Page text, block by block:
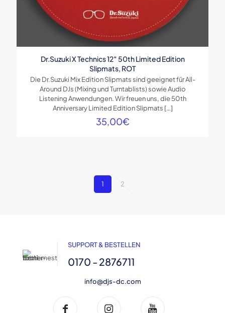
Dr.Suzuki X Technics 12″ 50th Limited Edition
Slipmats, ROT
Die Dr.Suzuki Mix Edition Slipmats sind geeignet für All-
Around DJs (Mixing und Turntablists) sowie Audio
Listening Anwendungen. Wir freuen uns, die 50th
Anniversary Limited Edition Slipmats […]
35,00€
1 2
SUPPORT & BESTELLEN
0170 - 2876711
info@djs-dc.com